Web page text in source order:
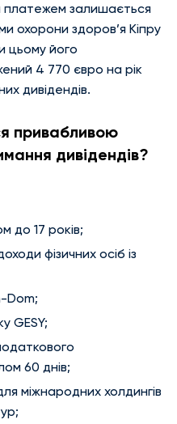
залишається
охорони здоров’я Кіпру
цьому його
4 770 євро на рік
дивідендів.
привабливою
дивідендів?
до 17 років;
фізичних осіб із
Dom;
GESY;
60 днів;
міжнародних холдингів